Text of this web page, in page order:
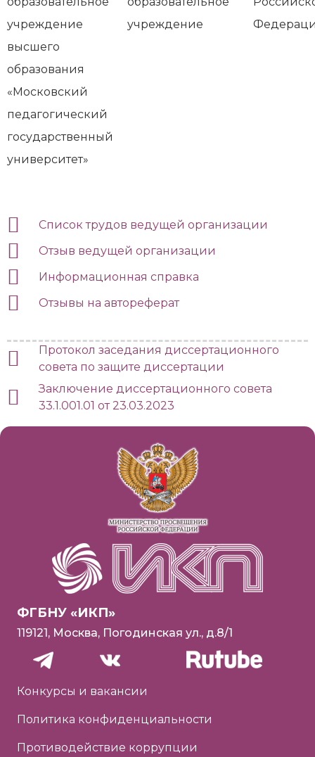
учреждение
высшего
образования
«Московский
педагогический
государственный
университет»
учреждение
Список трудов ведущей организации
Отзыв ведущей организации
Информационная справка
Отзывы на автореферат
Протокол заседания диссертационного
совета по защите диссертации
Заключение диссертационного совета
33.1.001.01 от 23.03.2023
ФГБНУ «ИКП»
119121, Москва, Погодинская ул., д.8/1
Конкурсы и вакансии
Политика конфиденциальности
Противодействие коррупции